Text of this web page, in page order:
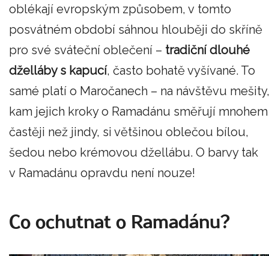
oblékají evropským způsobem, v tomto
posvátném období sáhnou hlouběji do skříně
pro své sváteční oblečení – tradiční dlouhé
dželláby s kapucí, často bohatě vyšívané. To
samé platí o Maročanech – na návštěvu mešity,
kam jejich kroky o Ramadánu směřují mnohem
častěji než jindy, si většinou oblečou bílou,
šedou nebo krémovou džellábu. O barvy tak
v Ramadánu opravdu není nouze!
Co ochutnat o Ramadánu?